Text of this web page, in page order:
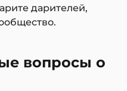
дарителей,
вопросы о